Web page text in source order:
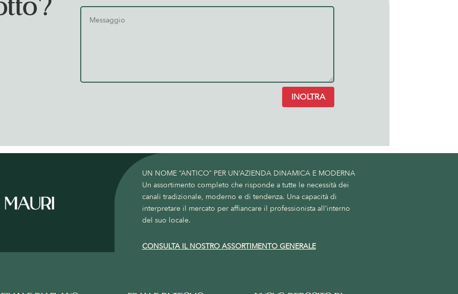
INOLTRA
UN NOME “ANTICO” PER UN’AZIENDA DINAMICA E MODERNA
Un assortimento completo che risponde a tutte le necessità dei
canali tradizionale, moderno e di tendenza. Una capacità di
interpretare il mercato per affiancare il professionista all’interno
del suo locale.
CONSULTA IL NOSTRO ASSORTIMENTO GENERALE